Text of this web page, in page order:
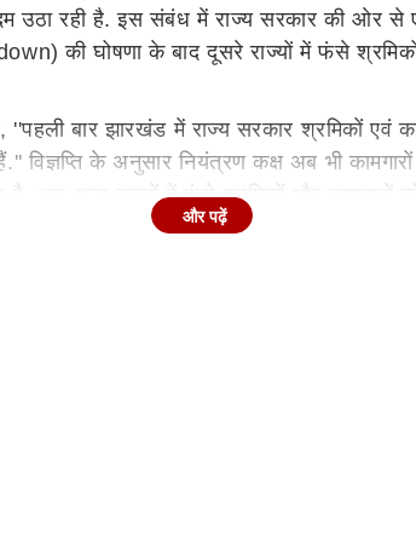
रही है. इस संबंध में राज्य सरकार की ओर से
की घोषणा के बाद दूसरे राज्यों में फंसे
''पहली बार झारखंड में राज्य सरकार श्रमिकों एवं
के अनुसार नियंत्रण कक्ष अब भी कामगारों
है. अब अन्य राज्यों में फंसे श्रमिकों और
और पढ़ें